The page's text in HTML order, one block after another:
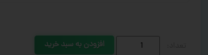
افزودن به سبد خرید